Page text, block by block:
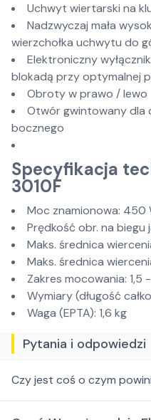
Uchwyt wiertarski na
Nadzwyczaj mała
wierzchołka uchwytu do
Elektroniczny
blokadą przy optymalnej
Obroty w prawo / lewo
Otwór gwintowany
bocznego
Specyfikacja
3010F
Moc znamionowa: 450
Prędkość obr. na
Maks. średnica
Maks. średnica
Zakres mocowania: 1,5
Wymiary (długość
Waga (EPTA): 1,6 kg
Pytania i odpowiedzi
Czy jest coś o czym